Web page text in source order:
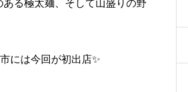
る極太麺、そして山盛りの野
には今回が初出店✨